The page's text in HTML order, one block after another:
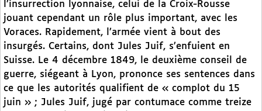
l’insurrection lyonnaise, celui de la Croix-Rousse
jouant cependant un rôle plus important, avec les
Voraces. Rapidement, l’armée vient à bout des
insurgés. Certains, dont Jules Juif, s’enfuient en
Suisse. Le 4 décembre 1849, le deuxième conseil de
guerre, siégeant à Lyon, prononce ses sentences dans
ce que les autorités qualifient de « complot du 15
juin » ; Jules Juif, jugé par contumace comme treize